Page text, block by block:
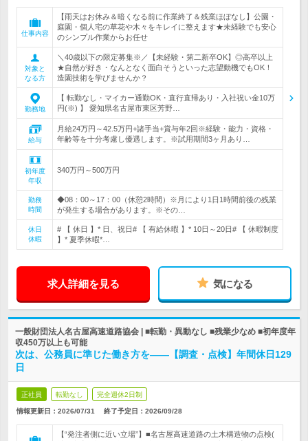
仕事内容
【雨天はお休み＆暗くなる前に作業終了＆残業ほぼなし】公園・
庭園・個人宅の草花や木々をキレイに整えます★未経験でも安心
のシンプル作業からお任せ
対象と
なる方
＼40歳以下の限定募集※／【未経験・第二新卒OK】◎高卒以上
★自然が好き・なんとなく面白そうといった志望動機でもOK！
造園技術を学びませんか？
勤務地
【 転勤なし・マイカー通勤OK・直行直帰あり・入社祝い金10万
円(※) 】 愛知県名古屋市東区芳野…
給与
月給24万円～42.5万円+諸手当+賞与年2回※経験・能力・資格・
年齢等を十分考慮し優遇します。※試用期間3ヶ月あり…
初年度
年収
340万円～500万円
勤務
時間
◆08：00～17：00（休憩2時間）※月により1日1時間前後の残業
が発生する場合があります。※その…
休日
休暇
# 【 休日 】* 日、祝日# 【 有給休暇 】* 10日～20日# 【 休暇制度
】* 夏季休暇*…
求人詳細を見る 気になる
一般財団法人名古屋高速道路協会 | ■転勤・異動なし ■残業少なめ ■初年度年
収450万以上も可能
次は、公務員に準じた働き方を――【調査・点検】年間休日129
日
正社員 転勤なし 完全週休2日制
情報更新日：2026/07/31 終了予定日： 2026/09/28
【“発注者側に近い立場”】■名古屋高速道路の土木構造物の点検(